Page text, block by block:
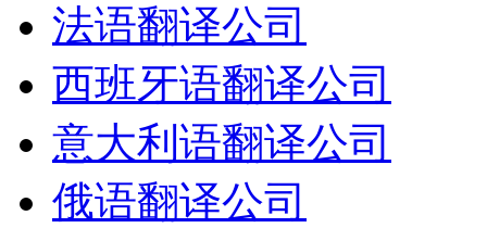
法语翻译公司
西班牙语翻译公司
意大利语翻译公司
俄语翻译公司